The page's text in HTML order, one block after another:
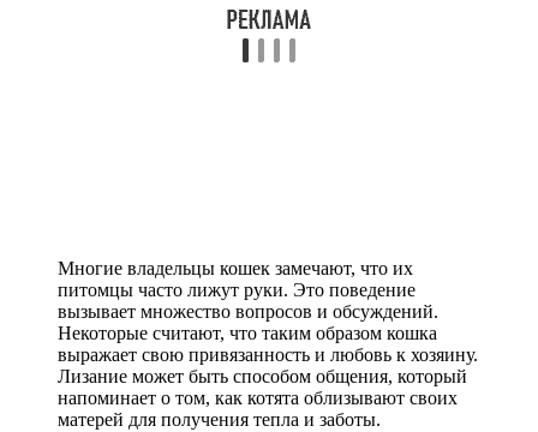
Многие владельцы кошек замечают, что их
питомцы часто лижут руки. Это поведение
вызывает множество вопросов и обсуждений.
Некоторые считают, что таким образом кошка
выражает свою привязанность и любовь к хозяину.
Лизание может быть способом общения, который
напоминает о том, как котята облизывают своих
матерей для получения тепла и заботы.